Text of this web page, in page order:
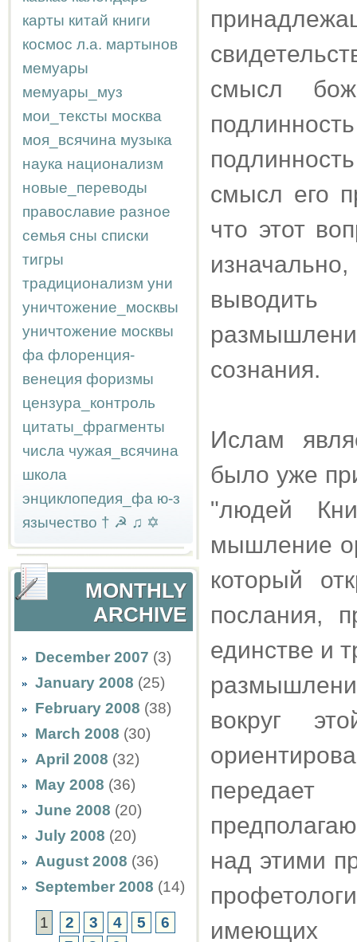
карты китай книги
космос л.а. мартынов
мемуары
мемуары_муз
мои_тексты москва
моя_всячина музыка
наука национализм
новые_переводы
православие разное
семья сны списки
тигры
традиционализм уни
уничтожение_москвы
уничтожение москвы
фа флоренция-
венеция форизмы
цензура_контроль
цитаты_фрагменты
числа чужая_всячина
школа
энциклопедия_фа ю-з
язычество † ☭ ♫ ✡
MONTHLY
ARCHIVE
December 2007 (3)
January 2008 (25)
February 2008 (38)
March 2008 (30)
April 2008 (32)
May 2008 (36)
June 2008 (20)
July 2008 (20)
August 2008 (36)
September 2008 (14)
1 2 3 4 5
6
смысл
смысл его
что этот
выводить
сознания.
Ислам
было уже
"людей
мышление
который
послания,
единстве и
вокруг
над этими
имеющих